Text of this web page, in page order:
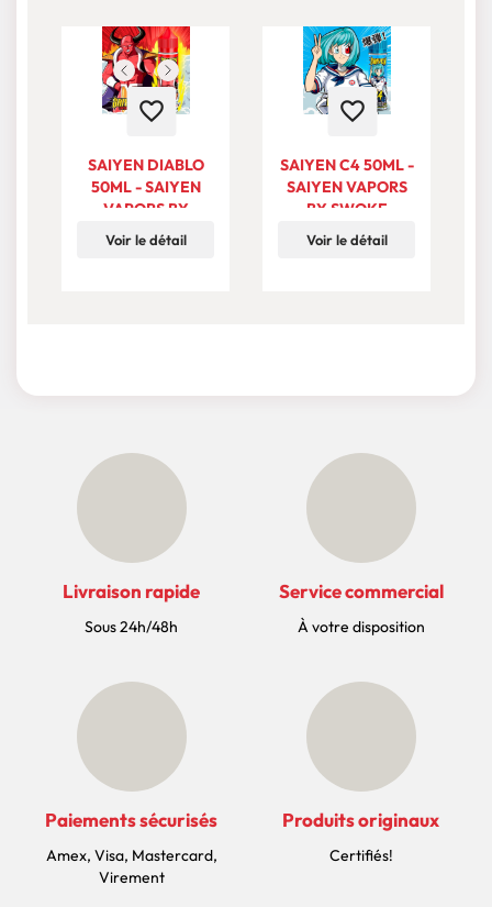
favorite_border
SAIYEN DIABLO
50ML - SAIYEN
VAPORS BY
SWOKE
Voir le détail
favorite_border
SAIYEN C4 50ML -
SAIYEN VAPORS
BY SWOKE
Voir le détail
Livraison rapide
Sous 24h/48h
Service commercial
À votre disposition
Paiements sécurisés
Amex, Visa, Mastercard,
Virement
Produits originaux
Certifiés!